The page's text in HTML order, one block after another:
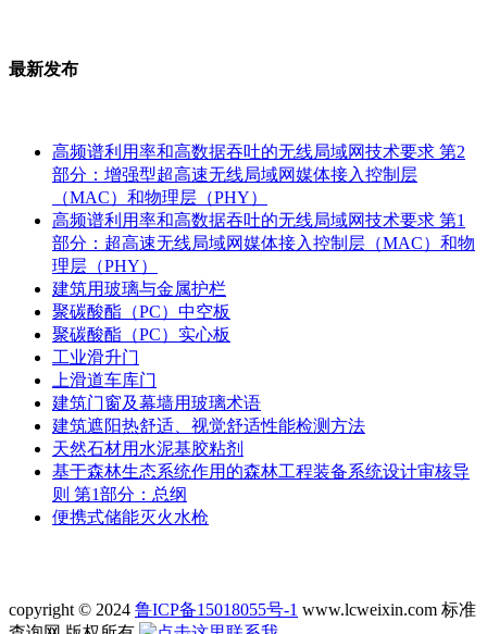
最新发布
高频谱利用率和高数据吞吐的无线局域网技术要求 第2
部分：增强型超高速无线局域网媒体接入控制层
（MAC）和物理层（PHY）
高频谱利用率和高数据吞吐的无线局域网技术要求 第1
部分：超高速无线局域网媒体接入控制层（MAC）和物
理层（PHY）
建筑用玻璃与金属护栏
聚碳酸酯（PC）中空板
聚碳酸酯（PC）实心板
工业滑升门
上滑道车库门
建筑门窗及幕墙用玻璃术语
建筑遮阳热舒适、视觉舒适性能检测方法
天然石材用水泥基胶粘剂
基于森林生态系统作用的森林工程装备系统设计审核导
则 第1部分：总纲
便携式储能灭火水枪
copyright © 2024 鲁ICP备15018055号-1 www.lcweixin.com 标准